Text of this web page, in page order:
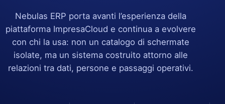
Nebulas ERP porta avanti l’esperienza della
piattaforma ImpresaCloud e continua a evolvere
con chi la usa: non un catalogo di schermate
isolate, ma un sistema costruito attorno alle
relazioni tra dati, persone e passaggi operativi.